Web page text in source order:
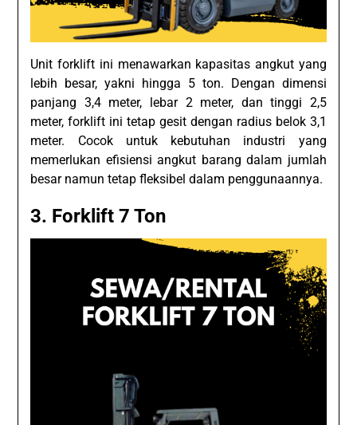
Unit forklift ini menawarkan kapasitas angkut yang
lebih besar, yakni hingga 5 ton. Dengan dimensi
panjang 3,4 meter, lebar 2 meter, dan tinggi 2,5
meter, forklift ini tetap gesit dengan radius belok 3,1
meter. Cocok untuk kebutuhan industri yang
memerlukan efisiensi angkut barang dalam jumlah
besar namun tetap fleksibel dalam penggunaannya.
3. Forklift 7 Ton